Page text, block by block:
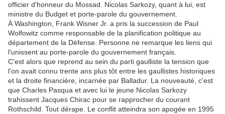
officier d'honneur du Mossad. Nicolas Sarkozy, quant à lui, est
ministre du Budget et porte-parole du gouvernement.
À Washington, Frank Wisner Jr. a pris la succession de Paul
Wolfowitz comme responsable de la planification politique au
département de la Défense. Personne ne remarque les liens qui
l'unissent au porte-parole du gouvernement français.
C'est alors que reprend au sein du parti gaulliste la tension que
l'on avait connu trente ans plus tôt entre les gaullistes historiques
et la droite financière, incarnée par Balladur. La nouveauté, c'est
que Charles Pasqua et avec lui le jeune Nicolas Sarkozy
trahissent Jacques Chirac pour se rapprocher du courant
Rothschild. Tout dérape. Le conflit atteindra son apogée en 1995